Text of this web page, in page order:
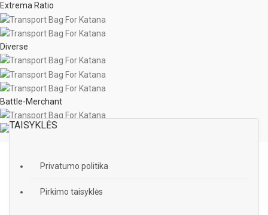
Extrema Ratio
Diverse
Battle-Merchant
TAISYKLĖS
Privatumo politika
Pirkimo taisyklės